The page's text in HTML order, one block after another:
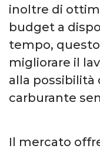
inoltre di
budget a
tempo,
migliorare il
alla possibilità
carburante
Il mercato